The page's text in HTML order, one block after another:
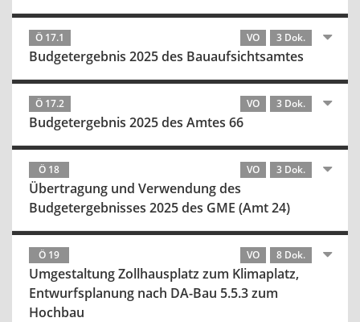
Ö 17.1 VO 3 Dok.
Budgetergebnis 2025 des Bauaufsichtsamtes
Ö 17.2 VO 3 Dok.
Budgetergebnis 2025 des Amtes 66
Ö 18 VO 3 Dok.
Übertragung und Verwendung des
Budgetergebnisses 2025 des GME (Amt 24)
Ö 19 VO 8 Dok.
Umgestaltung Zollhausplatz zum Klimaplatz,
Entwurfsplanung nach DA-Bau 5.5.3 zum
Hochbau